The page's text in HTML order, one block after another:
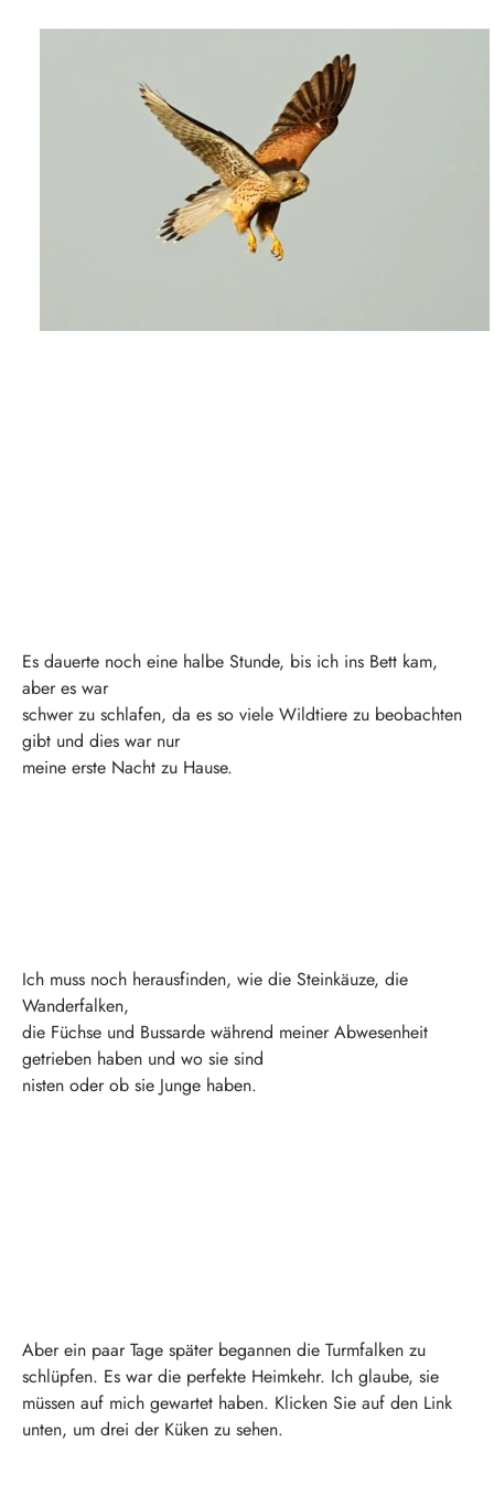
Es dauerte noch eine halbe Stunde, bis ich ins Bett kam,
aber es war
schwer zu schlafen, da es so viele Wildtiere zu beobachten
gibt und dies war nur
meine erste Nacht zu Hause.
Ich muss noch herausfinden, wie die Steinkäuze, die
Wanderfalken,
die Füchse und Bussarde während meiner Abwesenheit
getrieben haben und wo sie sind
nisten oder ob sie Junge haben.
Aber ein paar Tage später begannen die Turmfalken zu
schlüpfen. Es war die perfekte Heimkehr. Ich glaube, sie
müssen auf mich gewartet haben. Klicken Sie auf den Link
unten, um drei der Küken zu sehen.